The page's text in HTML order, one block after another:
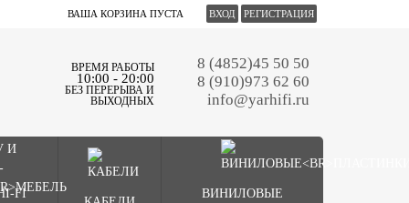
ВХОД РЕГИСТРАЦИЯ
ВАША КОРЗИНА ПУСТА
ВРЕМЯ РАБОТЫ
10:00 - 20:00
БЕЗ ПЕРЕРЫВА И
ВЫХОДНЫХ
8 (4852)45 50 50
8 (910)973 62 60
info@yarhifi.ru
FI
ВИНИЛОВЫЕ